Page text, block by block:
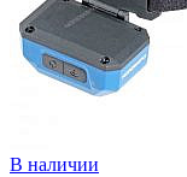
В наличии